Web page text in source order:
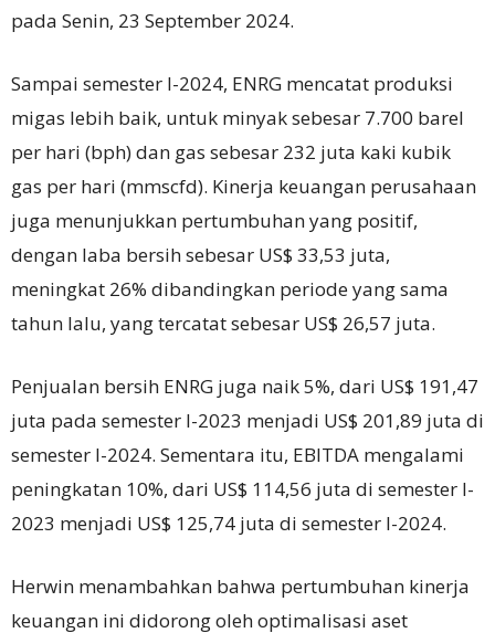
pada Senin, 23 September 2024.
Sampai semester I-2024, ENRG mencatat produksi
migas lebih baik, untuk minyak sebesar 7.700 barel
per hari (bph) dan gas sebesar 232 juta kaki kubik
gas per hari (mmscfd). Kinerja keuangan perusahaan
juga menunjukkan pertumbuhan yang positif,
dengan laba bersih sebesar US$ 33,53 juta,
meningkat 26% dibandingkan periode yang sama
tahun lalu, yang tercatat sebesar US$ 26,57 juta.
Penjualan bersih ENRG juga naik 5%, dari US$ 191,47
juta pada semester I-2023 menjadi US$ 201,89 juta di
semester I-2024. Sementara itu, EBITDA mengalami
peningkatan 10%, dari US$ 114,56 juta di semester I-
2023 menjadi US$ 125,74 juta di semester I-2024.
Herwin menambahkan bahwa pertumbuhan kinerja
keuangan ini didorong oleh optimalisasi aset